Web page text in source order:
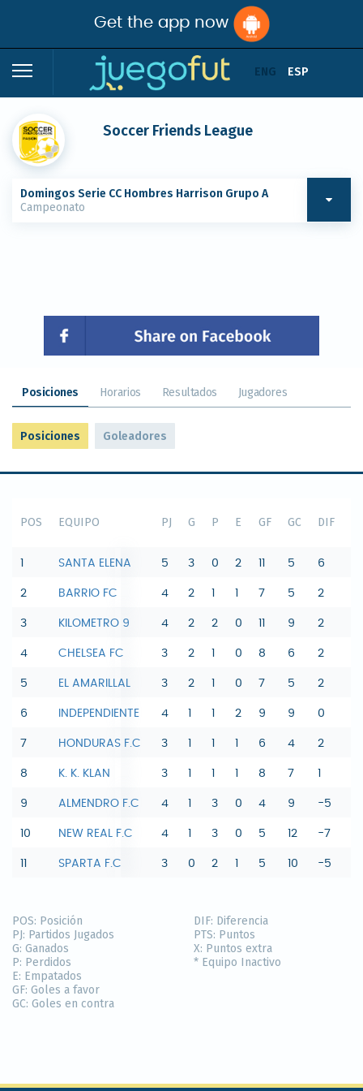
Get the app now
ENG ESP
Soccer Friends League
Domingos Serie CC Hombres Harrison Grupo A
Campeonato
Posiciones Horarios Resultados Jugadores
Posiciones Goleadores
POS EQUIPO PJ G P E GF GC DIF
SANTA ELENA 5 3 0 2 5 6
2 BARRIO FC 4 2 7 5 2
3 KILOMETRO 9 4 2 2 0 9 2
4 CHELSEA FC 3 2 0 8 6 2
5 EL AMARILLAL 3 2 0 7 5 2
6 INDEPENDIENTE 4 2 9 9 0
7 HONDURAS F.C 3 6 4 2
8 K. K. KLAN 3 8 7
9 ALMENDRO F.C 4 3 0 4 9 -5
10 NEW REAL F.C 4 3 0 5 12 -7
SPARTA F.C 3 0 2 5 10 -5
POS: Posición
PJ: Partidos Jugados
G: Ganados
P: Perdidos
E: Empatados
GF: Goles a favor
GC: Goles en contra
DIF: Diferencia
PTS: Puntos
X: Puntos extra
* Equipo Inactivo